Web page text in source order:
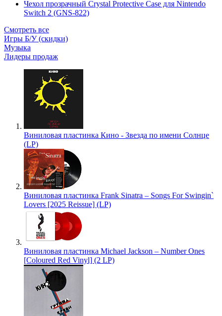
Чехол прозрачный Crystal Protective Case для Nintendo
Switch 2 (GNS-822)
Смотреть все
Игры Б/У (скидки)
Музыка
Лидеры продаж
Виниловая пластинка Кино - Звезда по имени Солнце
(LP)
Виниловая пластинка Frank Sinatra – Songs For Swingin`
Lovers [2025 Reissue] (LP)
Виниловая пластинка Michael Jackson – Number Ones
[Coloured Red Vinyl] (2 LP)